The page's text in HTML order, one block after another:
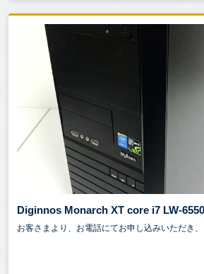
Diginnos Monarch XT core i7 LW-
お客さまより、お電話にてお申し込みいただき